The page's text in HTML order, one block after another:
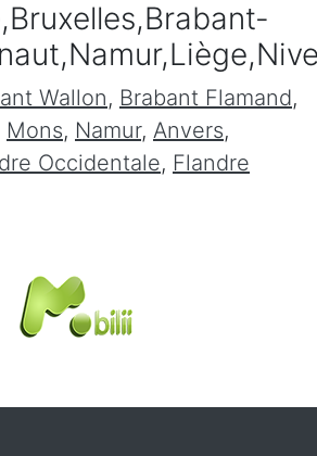
Wallon, Brabant Flamand,
Mons, Namur, Anvers,
Occidentale, Flandre